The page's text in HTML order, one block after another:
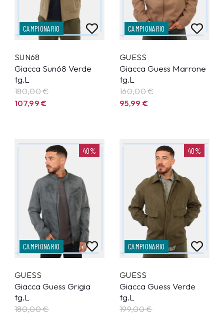
CAMPIONARIO
SUN68
Giacca Sun68 Verde
tg.L
180,00 €
107,99€
CAMPIONARIO
GUESS
Giacca Guess Marrone
tg.L
160,00 €
95,99€
40%
CAMPIONARIO
GUESS
Giacca Guess Grigia
tg.L
180,00 €
40%
CAMPIONARIO
GUESS
Giacca Guess Verde
tg.L
199,00 €